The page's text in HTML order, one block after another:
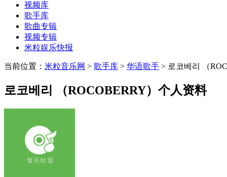
视频库
歌手库
歌曲专辑
视频专辑
米粒娱乐快报
当前位置： 米粒音乐网 > 歌手库 > 华语歌手 > 로코베리 （
로코베리 （ROCOBERRY）个人资料